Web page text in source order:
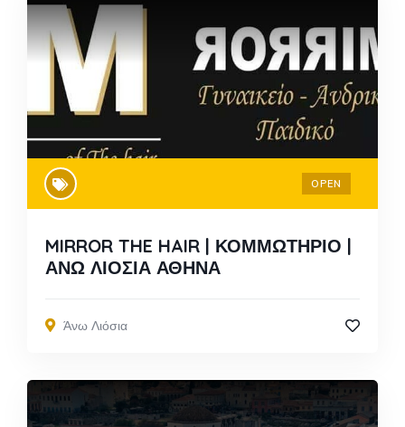
OPEN
MIRROR THE HAIR | ΚΟΜΜΩΤΗΡΙΟ |
ΑΝΩ ΛΙΟΣΙΑ ΑΘΗΝΑ
Άνω Λιόσια